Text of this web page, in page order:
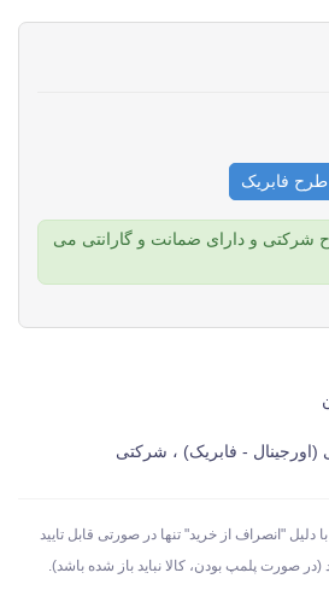
طرح فابریک
شرکتی و دارای ضمانت و گارانتی می
- فابریک) ، شرکتی
"انصراف از خرید" تنها در صورتی قابل تایید
(در صورت پلمپ بودن، کالا نباید باز شده باشد).